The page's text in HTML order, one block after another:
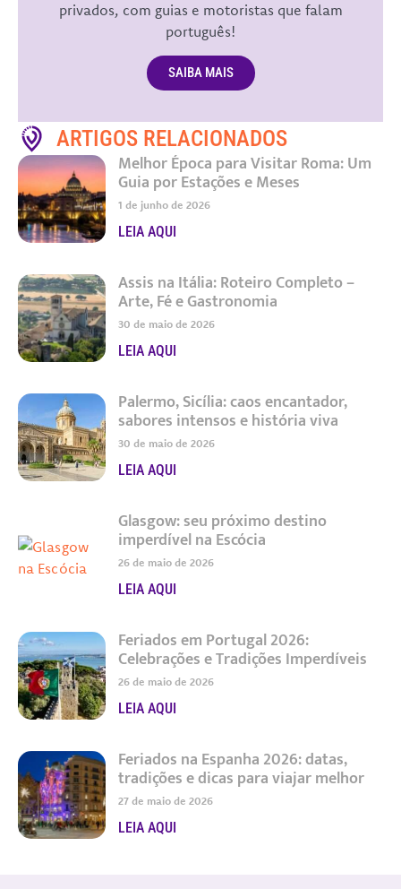
privados, com guias e motoristas que falam
português!
SAIBA MAIS
ARTIGOS RELACIONADOS
Melhor Época para Visitar Roma: Um
Guia por Estações e Meses
1 de junho de 2026
LEIA AQUI
Assis na Itália: Roteiro Completo –
Arte, Fé e Gastronomia
30 de maio de 2026
LEIA AQUI
Palermo, Sicília: caos encantador,
sabores intensos e história viva
30 de maio de 2026
LEIA AQUI
Glasgow: seu próximo destino
imperdível na Escócia
26 de maio de 2026
LEIA AQUI
Feriados em Portugal 2026:
Celebrações e Tradições Imperdíveis
26 de maio de 2026
LEIA AQUI
Feriados na Espanha 2026: datas,
tradições e dicas para viajar melhor
27 de maio de 2026
LEIA AQUI